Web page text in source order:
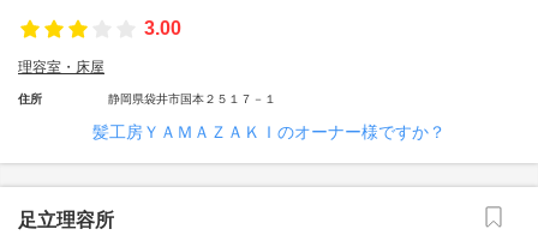
3.00
理容室・床屋
住所 静岡県袋井市国本２５１７－１
髪工房ＹＡＭＡＺＡＫＩのオーナー様ですか？
足立理容所